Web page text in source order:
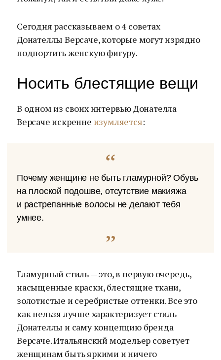
Сегодня рассказываем о 4 советах
Донателлы Версаче, которые могут изрядно
подпортить женскую фигуру.
Носить блестящие вещи
В одном из своих интервью Донателла
Версаче искренне изумляется:
Почему женщине не быть гламурной? Обувь
на плоской подошве, отсутствие макияжа
и растрепанные волосы не делают тебя
умнее.
Гламурный стиль — это, в первую очередь,
насыщенные краски, блестящие ткани,
золотистые и серебристые оттенки. Все это
как нельзя лучше характеризует стиль
Донателлы и саму концепцию бренда
Версаче. Итальянский модельер советует
женщинам быть яркими и ничего